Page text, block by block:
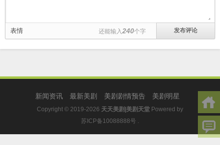
表情 还能输入 240个字
新闻资讯 最新美剧 美剧剧情预告 美剧明星
Copyright © 2019-2026 天天美剧|美剧天堂 Powered by
苏ICP备10088888号 .